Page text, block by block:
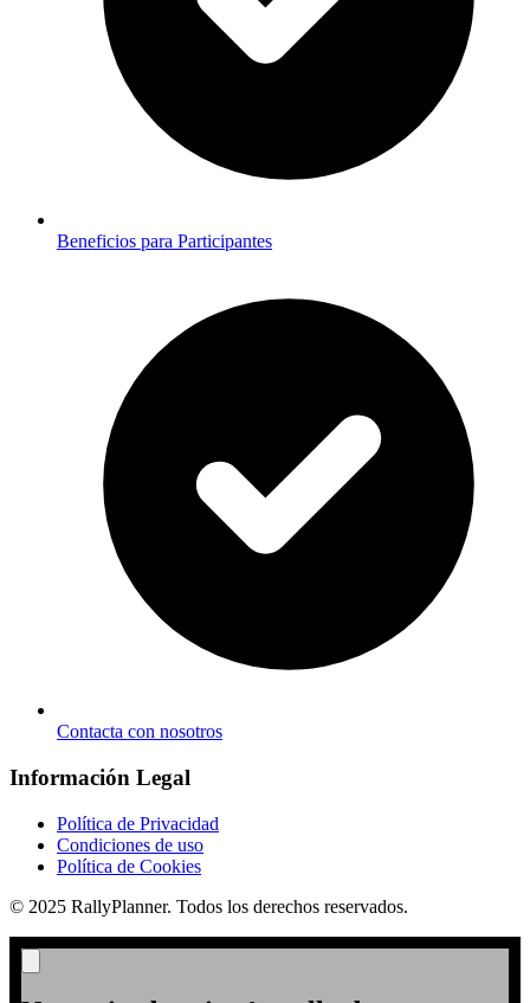
Beneficios para Participantes
Contacta con nosotros
Información Legal
Política de Privacidad
Condiciones de uso
Política de Cookies
© 2025 RallyPlanner. Todos los derechos reservados.